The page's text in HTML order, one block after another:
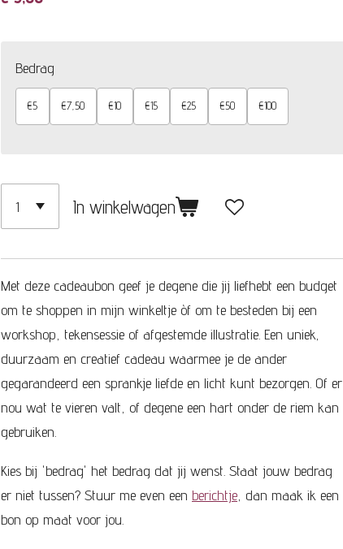
Bedrag
€5 €7,50 €10 €15 €25 €50 €100
In winkelwagen
Met deze cadeaubon geef je degene die jij liefhebt een budget
om te shoppen in mijn winkeltje òf om te besteden bij een
workshop, tekensessie of afgestemde illustratie. Een uniek,
duurzaam en creatief cadeau waarmee je de ander
gegarandeerd een sprankje liefde en licht kunt bezorgen. Of er
nou wat te vieren valt, of degene een hart onder de riem kan
gebruiken.
Kies bij 'bedrag' het bedrag dat jij wenst. Staat jouw bedrag
er niet tussen? Stuur me even een berichtje, dan maak ik een
bon op maat voor jou.